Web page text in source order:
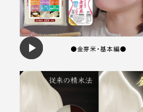
●金芽米・基本編●